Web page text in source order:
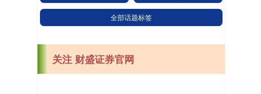
全部话题标签
关注 财盛证券官网